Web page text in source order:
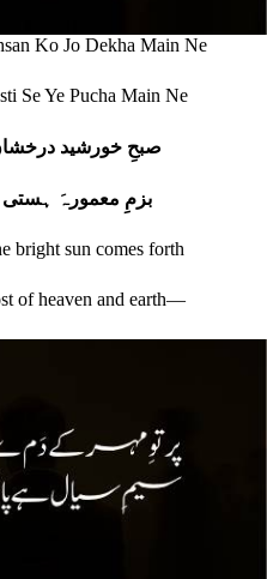
Ko Jo Dekha Main Ne
Se Ye Pucha Main Ne
صبحِ خورشید
بزمِ معمورہَ ہستی
bright sun comes forth
of heaven and earth—